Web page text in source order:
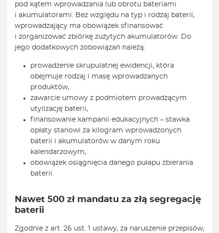
pod kątem wprowadzania lub obrotu bateriami
i akumulatorami. Bez względu na typ i rodzaj baterii,
wprowadzający ma obowiązek sfinansować
i zorganizować zbiórkę zużytych akumulatorów. Do
jego dodatkowych zobowiązań należą:
prowadzenie skrupulatnej ewidencji, która
obejmuje rodzaj i masę wprowadzanych
produktów,
zawarcie umowy z podmiotem prowadzącym
utylizację baterii,
finansowanie kampanii edukacyjnych – stawka
opłaty stanowi za kilogram wprowadzonych
baterii i akumulatorów w danym roku
kalendarzowym,
obowiązek osiągnięcia danego pułapu zbierania
baterii.
Nawet 500 zł mandatu za złą segregację
baterii
Zgodnie z art. 26 ust. 1 ustawy, za naruszenie przepisów,